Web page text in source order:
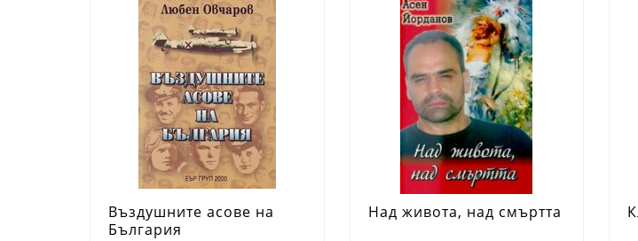
Въздушните асове на
България
Над живота, над смъртта